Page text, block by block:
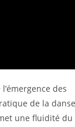
des
de la danse
une fluidité du